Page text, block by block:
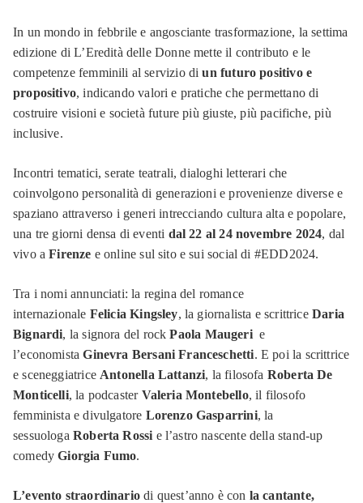
In un mondo in febbrile e angosciante trasformazione, la settima
edizione di L’Eredità delle Donne mette il contributo e le
competenze femminili al servizio di un futuro positivo e
propositivo, indicando valori e pratiche che permettano di
costruire visioni e società future più giuste, più pacifiche, più
inclusive.
Incontri tematici, serate teatrali, dialoghi letterari che
coinvolgono personalità di generazioni e provenienze diverse e
spaziano attraverso i generi intrecciando cultura alta e popolare,
una tre giorni densa di eventi dal 22 al 24 novembre 2024, dal
vivo aFirenze e online sul sito e sui social di #EDD2024.
Tra i nomi annunciati: la regina del romance
internazionale Felicia Kingsley, la giornalista e scrittrice Daria
Bignardi, la signora del rockPaola Maugerie
l’economistaGinevra Bersani Franceschetti. E poi la scrittrice
e sceneggiatrice Antonella Lattanzi, la filosofa Roberta De
Monticelli, la podcaster Valeria Montebello, il filosofo
femminista e divulgatore Lorenzo Gasparrini, la
sessuologa Roberta Rossi e l’astro nascente della stand-up
comedyGiorgia Fumo.
L’evento straordinariodi quest’anno è con la cantante,